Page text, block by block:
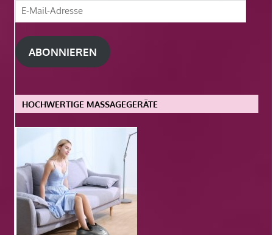
E-
Mail-
Adresse
ABONNIEREN
HOCHWERTIGE MASSAGEGERÄTE